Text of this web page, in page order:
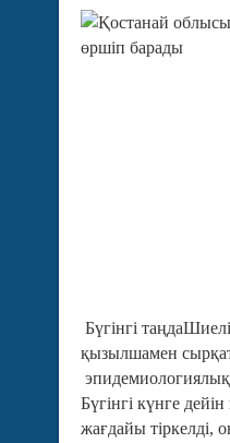
Бүгінгі
қызылшамен
Бүгінгі күнге
жағдайы тіркелді,